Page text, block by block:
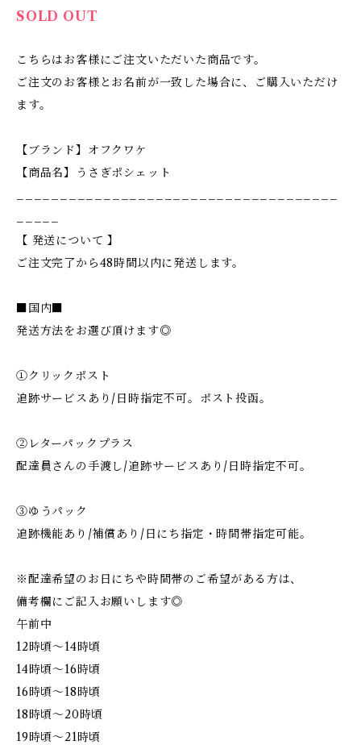
SOLD OUT
こちらはお客様にご注文いただいた商品です。
ご注文のお客様とお名前が一致した場合に、ご購入いただけ
ます。
【ブランド】オフクワケ
【商品名】うさぎポシェット
【 発送について 】
ご注文完了から48時間以内に発送します。
■国内■
発送方法をお選び頂けます◎
①クリックポスト
追跡サービスあり/日時指定不可。ポスト投函。
②レターパックプラス
配達員さんの手渡し/追跡サービスあり/日時指定不可。
③ゆうパック
追跡機能あり/補償あり/日にち指定・時間帯指定可能。
※配達希望のお日にちや時間帯のご希望がある方は、
備考欄にご記入お願いします◎
午前中
12時頃～14時頃
14時頃～16時頃
16時頃～18時頃
18時頃～20時頃
19時頃～21時頃